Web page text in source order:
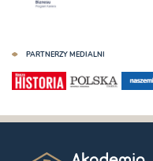
PARTNERZY MEDIALNI